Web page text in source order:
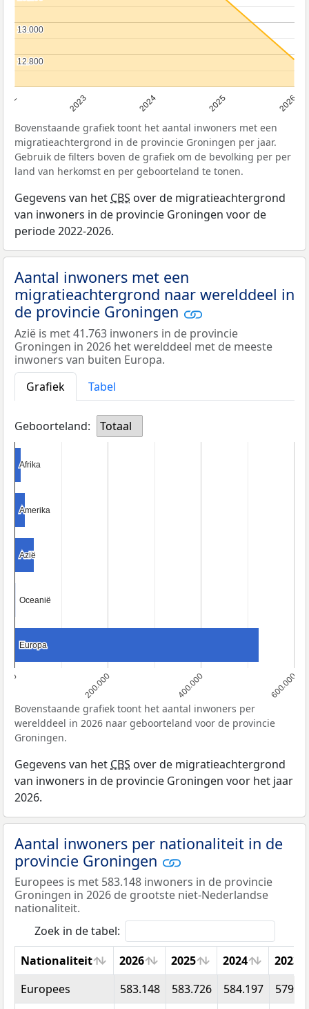
2023 2024 2025 2026
12.800
12.800
13.000
13.000
Bovenstaande grafiek toont het aantal inwoners met een
migratieachtergrond in de provincie Groningen per jaar.
Gebruik de filters boven de grafiek om de bevolking per per
land van herkomst en per geboorteland te tonen.
Gegevens van hetCBS over de migratieachtergrond
van inwoners in de provincie Groningen voor de
periode 2022-2026.
Aantal inwoners met een
migratieachtergrond naar werelddeel in
de provincie Groningen
Azië is met 41.763 inwoners in de provincie
Groningen in 2026 het werelddeel met de meeste
inwoners van buiten Europa.
Grafiek
Tabel
Geboorteland: Totaal
0 200.000 400.000 600.000
Afrika
Afrika
Amerika
Amerika
Azië
Azië
Oceanië
Oceanië
Europa
Europa
Bovenstaande grafiek toont het aantal inwoners per
werelddeel in 2026 naar geboorteland voor de provincie
Groningen.
Gegevens van het CBS over de migratieachtergrond
van inwoners in de provincie Groningen voor het jaar
2026.
Aantal inwoners per nationaliteit in de
provincie Groningen
Europees is met 583.148 inwoners in de provincie
Groningen in 2026 de grootste niet-Nederlandse
nationaliteit.
Zoek in de tabel:
Nationaliteit
2026 2025 2024
2023
Nationaliteit
2026 2025 2024 2023
Europees 583.148 583.726 584.197